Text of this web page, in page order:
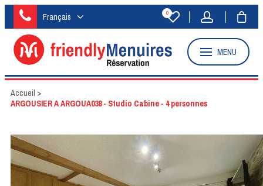
Français 0
MENU
Accueil >
ARGOUSIER A ARGOUA038 - Studio Cabine - 4 personnes